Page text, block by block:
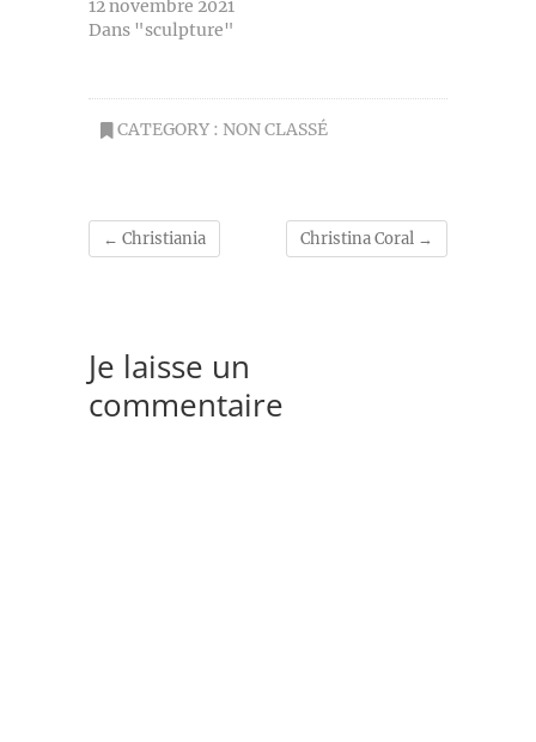
12 novembre 2021
Dans "sculpture"
CATEGORY : NON CLASSÉ
← Christiania Christina Coral →
Je laisse un
commentaire